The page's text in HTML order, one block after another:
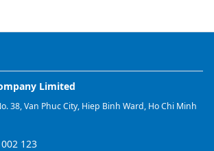
Limited
38, Van Phuc City, Hiep Binh Ward, Ho Chi Minh
123